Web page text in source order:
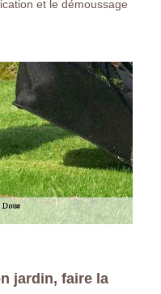
et le démoussage
jardin, faire la